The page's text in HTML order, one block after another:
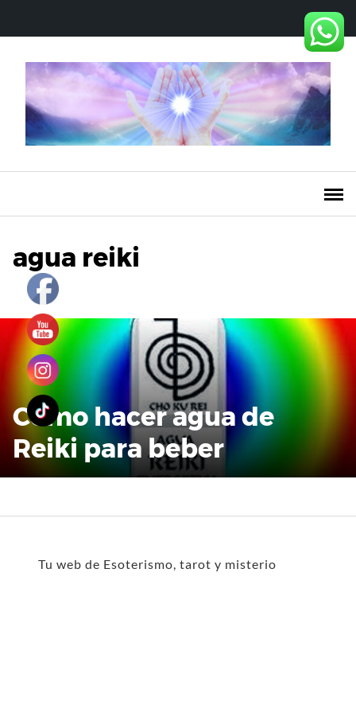
contenido
agua reiki
Como hacer agua de
Reiki para beber
Tu web de Esoterismo, tarot y misterio